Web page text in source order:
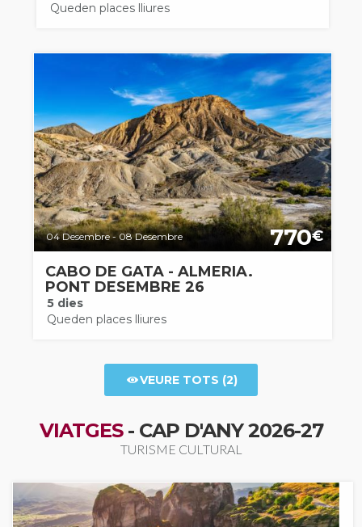
Queden places lliures
04 Desembre - 08 Desembre 770€
CABO DE GATA - ALMERIA.
PONT DESEMBRE 26
5 dies
Queden places lliures
VEURE TOTS (2)
VIATGES- CAP D'ANY 2026-27
TURISME CULTURAL